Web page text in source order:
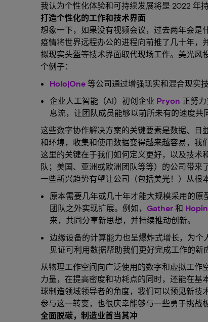
我认为个性化体验和可持续发展将是 2022 年
打造个性化的工作和技术界面
想象一下，如果没有视频会议，过去两年会是
疫情将世界远程办公的进程向前推了几十年，
拟现实头盔等技术界面取代现场工作。美光风
个例子：
Holo|One 等公司通过增强现实和混合现实
企业人工智能（AI）初创企业 Pryon 正努
息流，让团队成员能够以前所未有的速度共
这些数字协作解决方案的关键要素是数据、日
和环境，收集和使用数据变得越来越容易，我
这里的关键在于我们如何定义更好，以及技术
队；美国、亚洲或欧洲团队等等）的公司带来
一些新兴趋势有望让公司（包括美光！）从根
原本需要几年或几十年才能大规模采用的
团队之外实现扩展。例如， Gather 和 Hopin
来，共同分享新思想，并持续推动创新。
边缘设备的计算能力也呈爆炸式增长，为
见证可利用数据帮助我们更好完成工作的新
从物理工作空间向广泛使用的数字和虚拟工
力量，在提高密度和功耗点的同时，还能在
球制造领域领导者的角度，我们可以预见新技
参与这一转变，也很庆幸能够与一些勇于挑战
全面脱碳，制造业首当其冲